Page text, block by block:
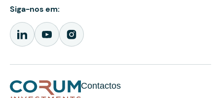
Siga-nos em:
Contactos